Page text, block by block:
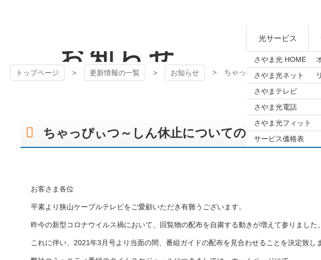
テレビ
光サービス
さやま光 HOME
さやま光ネット
さやまテレビ
さやま光電話
さやま光フィット
サービス価格表
お知らせ
トップページ 更新情報の一覧 お知らせ ちゃっぴぃつ～しん休止につ
ちゃっぴぃつ～しん休止についてのご連絡
お客さま各位
平素より狭山ケーブルテレビをご愛顧いただき有難うございます。
昨今の新型コロナウイルス禍において、回覧物の配布を自粛する動きが増えて参りました。
これに伴い、2021年3月号より当面の間、番組ガイドの配布を見合わせることを決定致し